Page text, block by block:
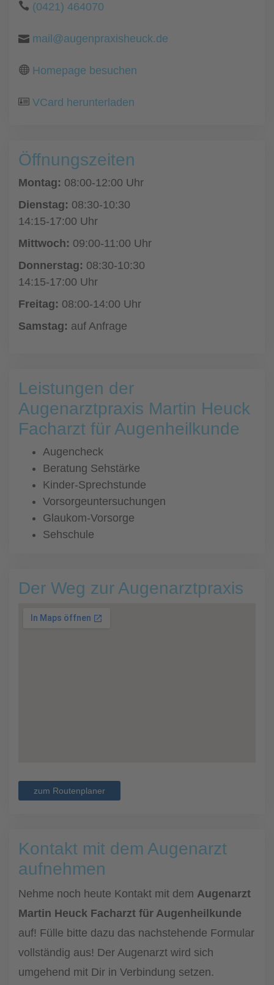
(0421) 464070
mail@augenpraxisheuck.de
Homepage besuchen
VCard herunterladen
Öffnungszeiten
Montag: 08:00-12:00 Uhr
Dienstag: 08:30-10:30
14:15-17:00 Uhr
Mittwoch: 09:00-11:00 Uhr
Donnerstag: 08:30-10:30
14:15-17:00 Uhr
Freitag: 08:00-14:00 Uhr
Samstag: auf Anfrage
Leistungen der
Augenarztpraxis Martin Heuck
Facharzt für Augenheilkunde
Augencheck
Beratung Sehstärke
Kinder-Sprechstunde
Vorsorgeuntersuchungen
Glaukom-Vorsorge
Sehschule
Der Weg zur Augenarztpraxis
zum Routenplaner
Kontakt mit dem Augenarzt
aufnehmen
Nehme noch heute Kontakt mit dem Augenarzt
Martin Heuck Facharzt für Augenheilkunde
auf! Fülle bitte dazu das nachstehende Formular
vollständig aus! Der Augenarzt wird sich
umgehend mit Dir in Verbindung setzen.